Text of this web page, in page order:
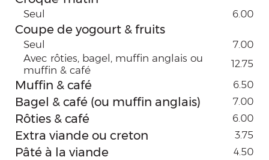
Seul 6.00
Coupe de yogourt & fruits
Seul 7.00
Avec rôties, bagel, muffin anglais ou
muffin & café
12.75
Muffin & café 6.50
Bagel & café (ou muffin anglais) 7.00
Rôties & café 6.00
Extra viande ou creton 3.75
Pâté à la viande 4.50